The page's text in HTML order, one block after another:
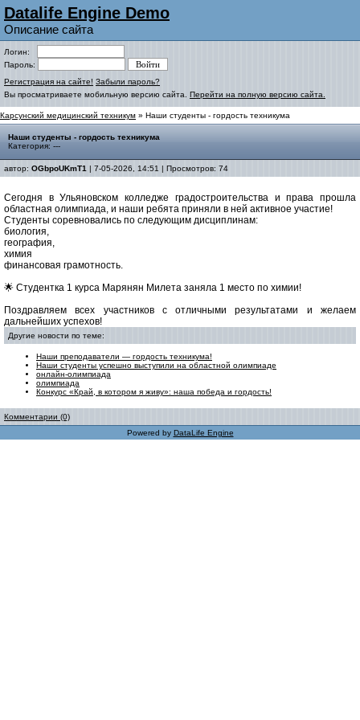
Datalife Engine Demo
Описание сайта
Логин:
Пароль:
Регистрация на сайте! Забыли пароль?
Вы просматриваете мобильную версию сайта. Перейти на полную версию сайта.
Карсунский медицинский техникум » Наши студенты - гордость техникума
Наши студенты - гордость техникума
Категория: ---
автор: OGbpoUKmT1 | 7-05-2026, 14:51 | Просмотров: 74
Сегодня в Ульяновском колледже градостроительства и права прошла
областная олимпиада, и наши ребята приняли в ней активное участие!
Студенты соревновались по следующим дисциплинам:
биология,
география,
химия
финансовая грамотность.
🌟 Студентка 1 курса Марянян Милета заняла 1 место по химии!
Поздравляем всех участников с отличными результатами и желаем
дальнейших успехов!
Другие новости по теме:
Наши преподаватели — гордость техникума!
Наши студенты успешно выступили на областной олимпиаде
онлайн-олимпиада
олимпиада
Конкурс «Край, в котором я живу»: наша победа и гордость!
Комментарии (0)
Powered by DataLife Engine